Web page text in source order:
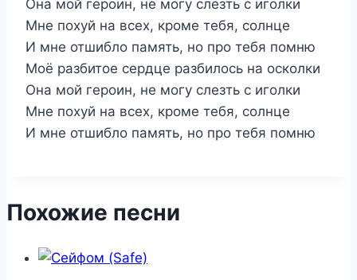
Она мой героин, не могу слезть с иголки
Мне похуй на всех, кроме тебя, солнце
И мне отшибло память, но про тебя помню
Моё разбитое сердце разбилось на осколки
Она мой героин, не могу слезть с иголки
Мне похуй на всех, кроме тебя, солнце
И мне отшибло память, но про тебя помню
Похожие песни